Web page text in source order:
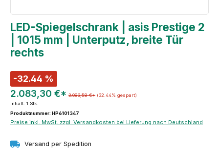
LED-Spiegelschrank | asis Prestige 2
| 1015 mm | Unterputz, breite Tür
rechts
-32.44 %
2.083,30 €* 3.083,58 €* (32.44% gespart)
Inhalt: 1 Stk.
Produktnummer: HP6101347
Preise inkl. MwSt. zzgl. Versandkosten bei Lieferung nach Deutschland
Versand per Spedition